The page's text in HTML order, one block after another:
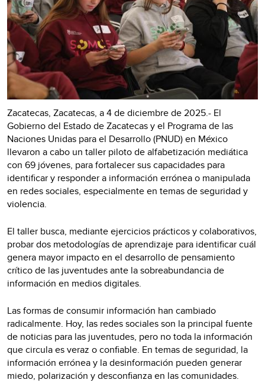
Zacatecas, Zacatecas, a 4 de diciembre de 2025.- El
Gobierno del Estado de Zacatecas y el Programa de las
Naciones Unidas para el Desarrollo (PNUD) en México
llevaron a cabo un taller piloto de alfabetización mediática
con 69 jóvenes, para fortalecer sus capacidades para
identificar y responder a información errónea o manipulada
en redes sociales, especialmente en temas de seguridad y
violencia.
El taller busca, mediante ejercicios prácticos y colaborativos,
probar dos metodologías de aprendizaje para identificar cuál
genera mayor impacto en el desarrollo de pensamiento
crítico de las juventudes ante la sobreabundancia de
información en medios digitales.
Las formas de consumir información han cambiado
radicalmente. Hoy, las redes sociales son la principal fuente
de noticias para las juventudes, pero no toda la información
que circula es veraz o confiable. En temas de seguridad, la
información errónea y la desinformación pueden generar
miedo, polarización y desconfianza en las comunidades.